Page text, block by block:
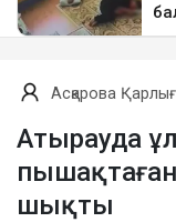
Асқарова
Атырауда
шықты